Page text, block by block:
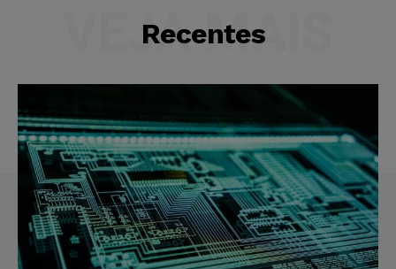
Recentes
VEJA MAIS